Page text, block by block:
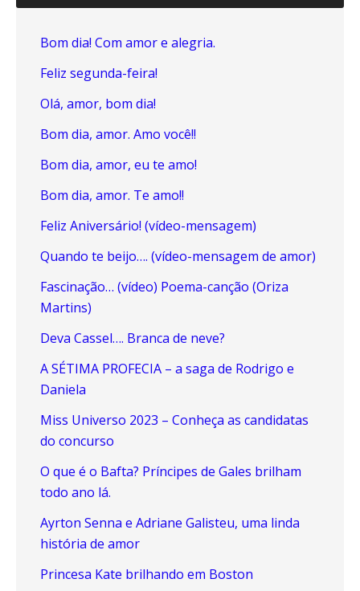
Bom dia! Com amor e alegria.
Feliz segunda-feira!
Olá, amor, bom dia!
Bom dia, amor. Amo você!!
Bom dia, amor, eu te amo!
Bom dia, amor. Te amo!!
Feliz Aniversário! (vídeo-mensagem)
Quando te beijo…. (vídeo-mensagem de amor)
Fascinação… (vídeo) Poema-canção (Oriza
Martins)
Deva Cassel…. Branca de neve?
A SÉTIMA PROFECIA – a saga de Rodrigo e
Daniela
Miss Universo 2023 – Conheça as candidatas
do concurso
O que é o Bafta? Príncipes de Gales brilham
todo ano lá.
Ayrton Senna e Adriane Galisteu, uma linda
história de amor
Princesa Kate brilhando em Boston